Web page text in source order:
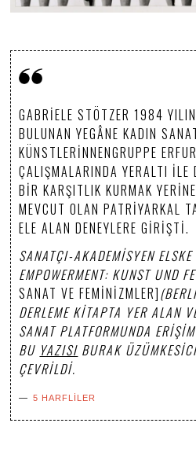
GABRIELE STÖTZER 1984
BULUNAN YEGÂNE KADIN
KÜNSTLERINNENGRUPPE
ÇALIŞMALARINDA YERALTI
BIR KARŞITLIK KURMAK
MEVCUT OLAN PATRIYARKAL
ELE ALAN DENEYLERE GIRIŞTI.
SANATÇI-AKADEMISYEN ELSKE
EMPOWERMENT: KUNST UND
SANAT VE FEMINIZMLER]
DERLEME KITAPTA YER ALAN
SANAT PLATFORMUNDA
BU YAZISI BURAK
ÇEVRILDI.
5 HARFLILER